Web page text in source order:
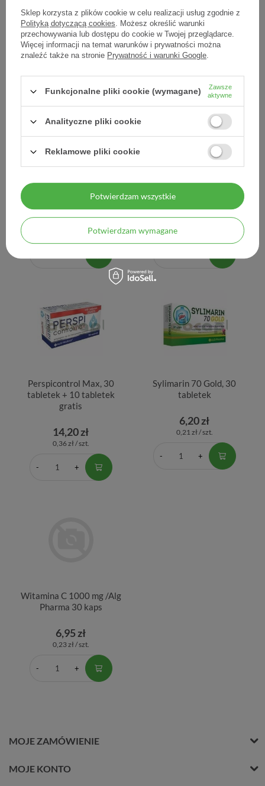
11,84 zł
0,30 zł / szt.
7,54 zł
0,19 zł / szt.
Hydrofem, 30 tabletek
12,40 zł
0,41 zł / szt.
Magnez Gold B6 100 mg
ALG 50 tbl
8,53 zł
0,17 zł / szt.
Perspicontrol Max, 30
tabletek + 10 tabletek
gratis
14,20 zł
0,36 zł / szt.
Sylimarin 70 Gold, 30
tabletek
6,20 zł
0,21 zł / szt.
Witamina C 1000 mg /Alg
Pharma 30 kaps
6,95 zł
0,23 zł / szt.
MOJE ZAMÓWIENIE
MOJE KONTO
Sklep korzysta z plików cookie w celu realizacji usług zgodnie z
Polityką dotyczącą cookies. Możesz określić warunki
przechowywania lub dostępu do cookie w Twojej przeglądarce.
Więcej informacji na temat warunków i prywatności można
znaleźć także na stronie Prywatność i warunki Google.
Funkcjonalne pliki cookie (wymagane)
Zawsze
aktywne
Analityczne pliki cookie
Reklamowe pliki cookie
Potwierdzam wymagane
Potwierdzam wszystkie